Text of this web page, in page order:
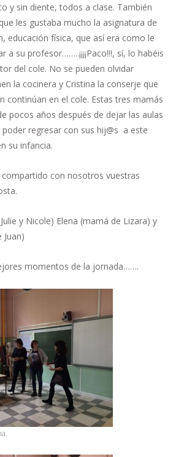
y sin diente, todos a clase. También
les gustaba mucho la asignatura de
educación física, que así era como le
a su profesor……..¡¡¡¡Paco!!!, sí, lo habéis
del cole. No se pueden olvidar
la cocinera y Cristina la conserje que
continúan en el cole. Estas tres mamás
pocos años después de dejar las aulas
regresar con sus hij@s a este
su infancia.
compartido con nosotros vuestras
y Nicole) Elena (mamá de Lizara) y
momentos de la jornada…….